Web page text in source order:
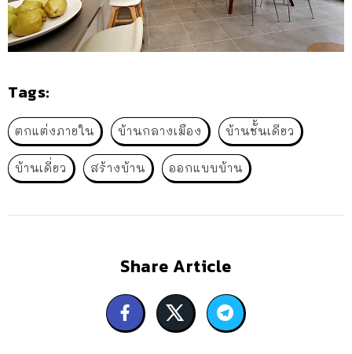
Tags:
ตกแต่งภายใน บ้านกลางเมือง บ้านชั้นเดียว
บ้านเดี่ยว สร้างบ้าน ออกแบบบ้าน
Share Article